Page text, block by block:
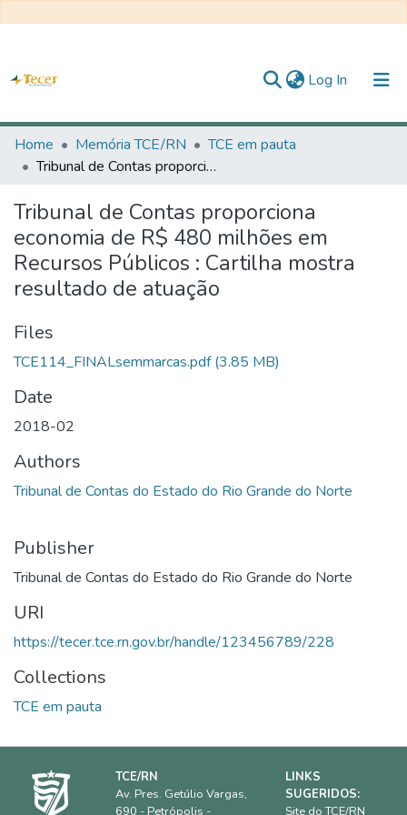
Log In (current)
Home
All of DSpace
Statistics
Statistics
About TECER
Home Memória TCE/RN
TCE em pauta
Tribunal de Contas proporciona economia de R$ 480 milhões em Recursos Públicos : Cartilha mostra resultado de atuação
Tribunal de Contas proporciona
economia de R$ 480 milhões em
Recursos Públicos : Cartilha mostra
resultado de atuação
Files
TCE114_FINALsemmarcas.pdf(3.85 MB)
Date
2018-02
Authors
Tribunal de Contas do Estado do Rio Grande do Norte
Publisher
Tribunal de Contas do Estado do Rio Grande do Norte
URI
https://tecer.tce.rn.gov.br/handle/123456789/228
Collections
TCE em pauta
TCE/RN
Av. Pres. Getúlio Vargas,
690 - Petrópolis -
LINKS
SUGERIDOS:
Site do TCE/RN